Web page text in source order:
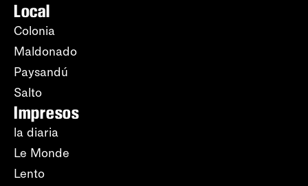
Local
Colonia
Maldonado
Paysandú
Salto
Impresos
la diaria
Le Monde
Lento